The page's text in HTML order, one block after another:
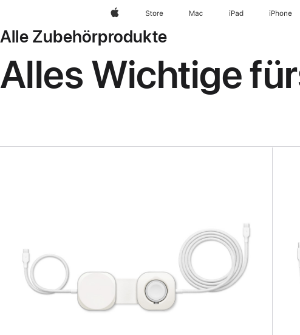
Apple Store Mac iPad iPhone
Alle Zubehörprodukte
Alles Wichtige
USB‑C
auf